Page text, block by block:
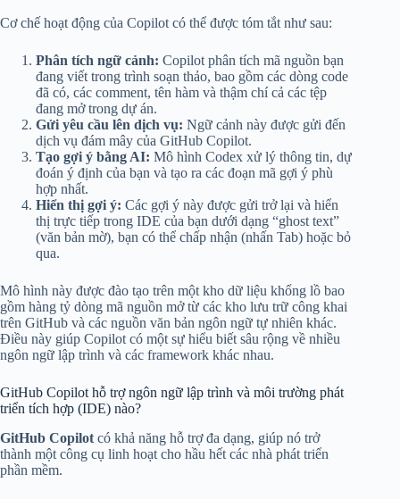
Cơ chế hoạt động của Copilot có thể được tóm tắt như sau:
Phân tích ngữ cảnh: Copilot phân tích mã nguồn bạn
đang viết trong trình soạn thảo, bao gồm các dòng code
đã có, các comment, tên hàm và thậm chí cả các tệp
đang mở trong dự án.
Gửi yêu cầu lên dịch vụ: Ngữ cảnh này được gửi đến
dịch vụ đám mây của GitHub Copilot.
Tạo gợi ý bằng AI: Mô hình Codex xử lý thông tin, dự
đoán ý định của bạn và tạo ra các đoạn mã gợi ý phù
hợp nhất.
Hiển thị gợi ý: Các gợi ý này được gửi trở lại và hiển
thị trực tiếp trong IDE của bạn dưới dạng “ghost text”
(văn bản mờ), bạn có thể chấp nhận (nhấn Tab) hoặc bỏ
qua.
Mô hình này được đào tạo trên một kho dữ liệu khổng lồ bao
gồm hàng tỷ dòng mã nguồn mở từ các kho lưu trữ công khai
trên GitHub và các nguồn văn bản ngôn ngữ tự nhiên khác.
Điều này giúp Copilot có một sự hiểu biết sâu rộng về nhiều
ngôn ngữ lập trình và các framework khác nhau.
GitHub Copilot hỗ trợ ngôn ngữ lập trình và môi trường phát
triển tích hợp (IDE) nào?
GitHub Copilot có khả năng hỗ trợ đa dạng, giúp nó trở
thành một công cụ linh hoạt cho hầu hết các nhà phát triển
phần mềm.